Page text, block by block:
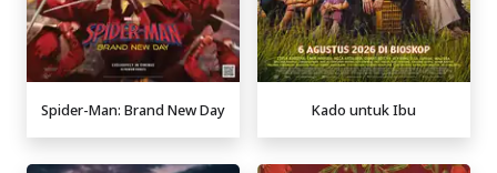
Spider-Man: Brand New Day Kado untuk Ibu